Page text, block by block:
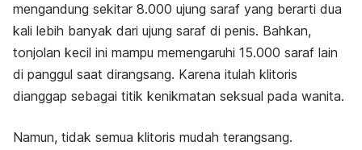
mengandung sekitar 8.000 ujung saraf yang berarti dua
kali lebih banyak dari ujung saraf di penis. Bahkan,
tonjolan kecil ini mampu memengaruhi 15.000 saraf lain
di panggul saat dirangsang. Karena itulah klitoris
dianggap sebagai titik kenikmatan seksual pada wanita.
Namun, tidak semua klitoris mudah terangsang.